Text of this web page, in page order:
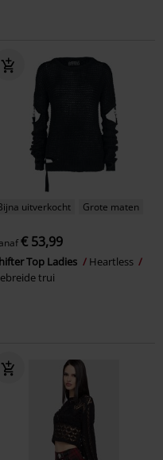
uitverkocht Grote maten
€ 53,99
Top Ladies
Heartless
trui